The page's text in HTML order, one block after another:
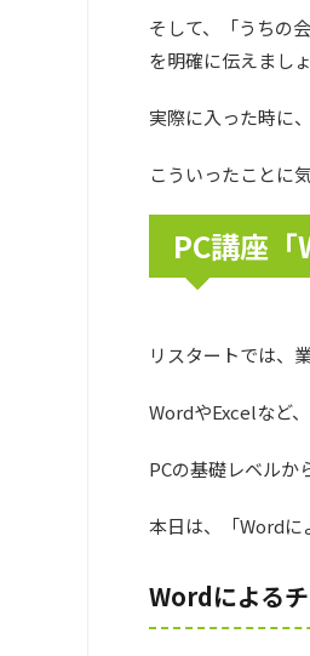
そして、「うちの
を明確に伝えましょ
実際に入った時に
こういったことに
PC講座「
リスタートでは、
WordやExcelなど
PCの基礎レベルか
本日は、「Wordに
Wordによる